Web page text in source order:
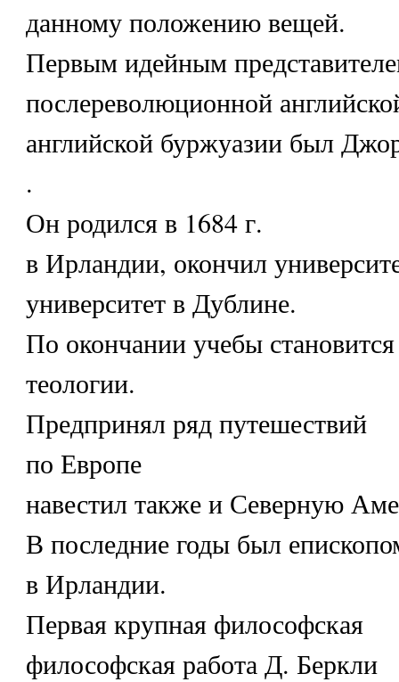
данному положению вещей.
Первым идейным
послереволюционной
английской буржуазии был
.
Он родился в 1684 г.
в Ирландии, окончил
университет в Дублине.
По окончании учебы
теологии.
Предпринял ряд путешествий
по Европе
навестил также и Северную
В последние годы был
в Ирландии.
Первая крупная философская
философская работа Д. Беркли